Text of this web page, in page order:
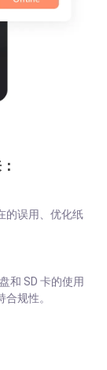
的误用、优化纸
和 SD 卡的使用
规性。